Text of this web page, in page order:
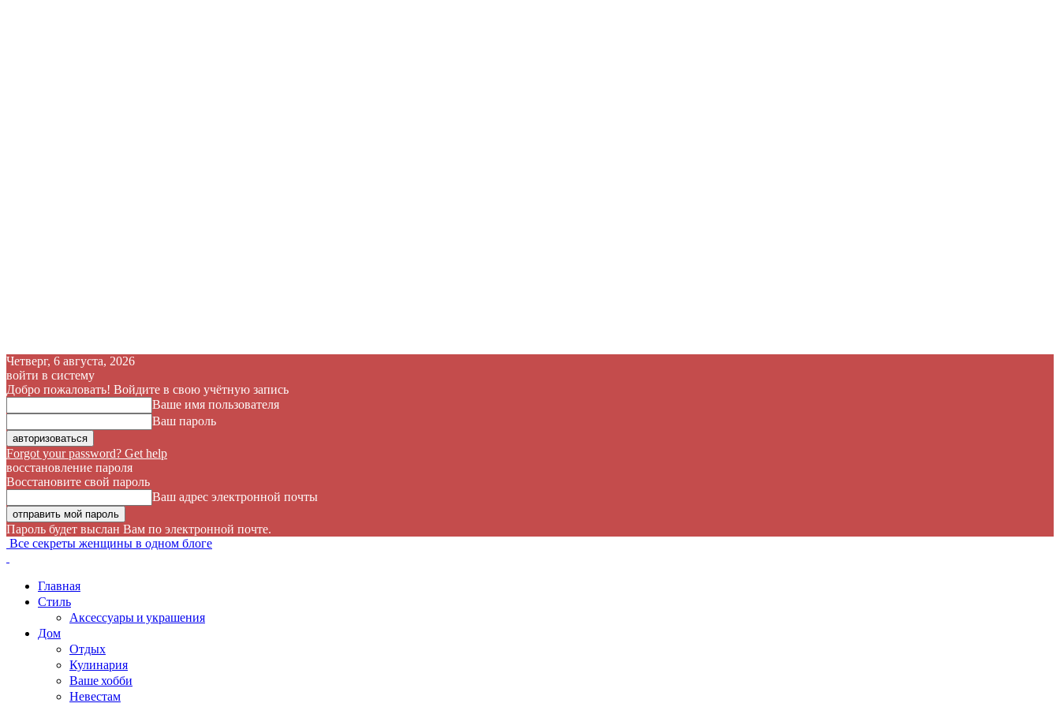
Четверг, 6 августа, 2026
войти в систему
Добро пожаловать! Войдите в свою учётную запись
Ваше имя пользователя
Ваш пароль
Forgot your password? Get help
восстановление пароля
Восстановите свой пароль
Ваш адрес электронной почты
Пароль будет выслан Вам по электронной почте.
Все секреты женщины в одном блоге
Главная
Стиль
Аксессуары и украшения
Дом
Отдых
Кулинария
Ваше хобби
Невестам